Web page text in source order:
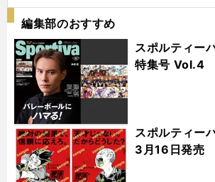
編集部のおすすめ
スポルティー
特集号 Vol.4
スポルティ
3月16日発売